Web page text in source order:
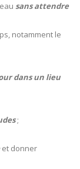
sans attendre
notamment le
dans un lieu
;
et donner